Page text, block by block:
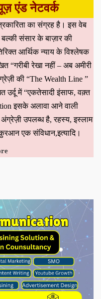
एंड नेटवर्क
का संग्रह है। इस वेब
संसार के बाज़ार की
आर्थिक न्याय के विश्लेषक
“गरीबी रेखा नहीं – अब अमीरी
की “The Wealth Line ”
उर्दू में “एकतेसादी इंसाफ, वक़्त
इसके अलावा आने वाली
उपलब्ध है, रहस्य, इस्लाम
एक संविधान,इत्यादि।